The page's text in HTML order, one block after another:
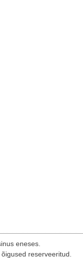
eneses.
reserveeritud.